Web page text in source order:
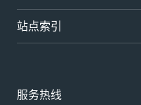
站点索引
服务热线